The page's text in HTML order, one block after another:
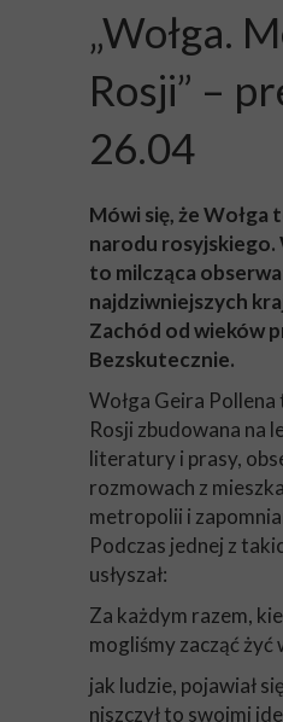
„Wołga.
Rosji” –
26.04
Mówi się, że Wołga
narodu
to milcząca
najdziwniejszych
Zachód od wieków
Bezskutecznie.
Wołga Geira
Rosji zbudowana na
literatury i prasy,
rozmowach z
metropolii i
Podczas jednej z
usłyszał:
Za każdym razem,
mogliśmy zacząć żyć
jak ludzie, pojawiał
niszczył to swoimi